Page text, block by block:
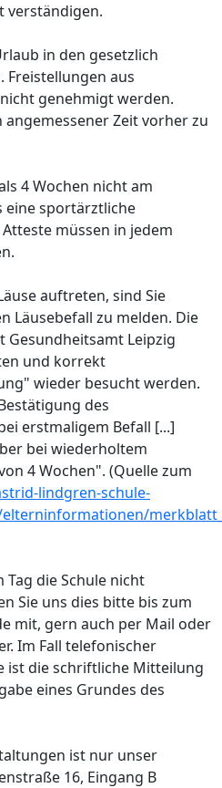
verständigen.
in den gesetzlich
Freistellungen aus
genehmigt werden.
Zeit vorher zu
4 Wochen nicht am
sportärztliche
müssen in jedem
auftreten, sind Sie
Läusebefall zu melden. Die
Leipzig
und korrekt
wieder besucht werden.
des
erstmaligem Befall [...]
bei wiederholtem
4 Wochen". (Quelle zum
lindgren-schule-
Tag die Schule nicht
Sie uns dies bitte bis zum
mit, gern auch per Mail oder
Im Fall telefonischer
ist die schriftliche Mitteilung
eines Grundes des
ist nur unser
16, Eingang B